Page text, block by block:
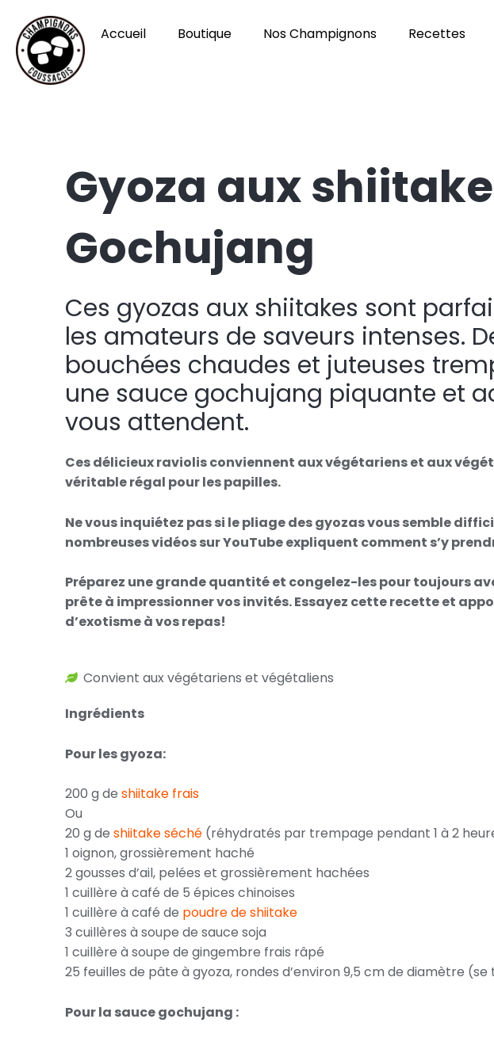
Accueil Boutique Nos Champignons Recettes
Gyoza aux
Gochujang
Ces gyozas aux shiitakes sont
les amateurs de saveurs intenses.
bouchées chaudes et juteuses
une sauce gochujang piquante et
vous attendent.
Ces délicieux raviolis conviennent aux végétariens et aux
véritable régal pour les papilles.
Ne vous inquiétez pas si le pliage des gyozas vous semble
nombreuses vidéos sur YouTube expliquent comment s’y
Préparez une grande quantité et congelez-les pour toujours
prête à impressionner vos invités. Essayez cette recette et
d’exotisme à vos repas!
Convient aux végétariens et végétaliens
Ingrédients
Pour les gyoza:
200 g de shiitake frais
Ou
20 g de shiitake séché (réhydratés par trempage pendant 1 à 2
1 oignon, grossièrement haché
2 gousses d’ail, pelées et grossièrement hachées
1 cuillère à café de 5 épices chinoises
1 cuillère à café de poudre de shiitake
3 cuillères à soupe de sauce soja
1 cuillère à soupe de gingembre frais râpé
25 feuilles de pâte à gyoza, rondes d’environ 9,5 cm de diamètre
Pour la sauce gochujang :